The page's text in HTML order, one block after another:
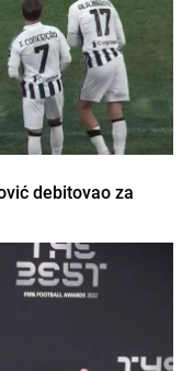
debitovao za